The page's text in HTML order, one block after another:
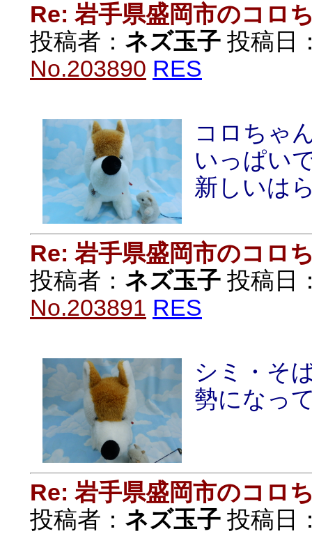
Re: 岩手県盛岡市のコロ
投稿者： ネズ玉子 投稿日
No.203890 RES
コロちゃ
いっぱい
新しいは
Re: 岩手県盛岡市のコロ
投稿者： ネズ玉子 投稿日
No.203891 RES
シミ・そ
勢になっ
Re: 岩手県盛岡市のコロ
投稿者： ネズ玉子 投稿日